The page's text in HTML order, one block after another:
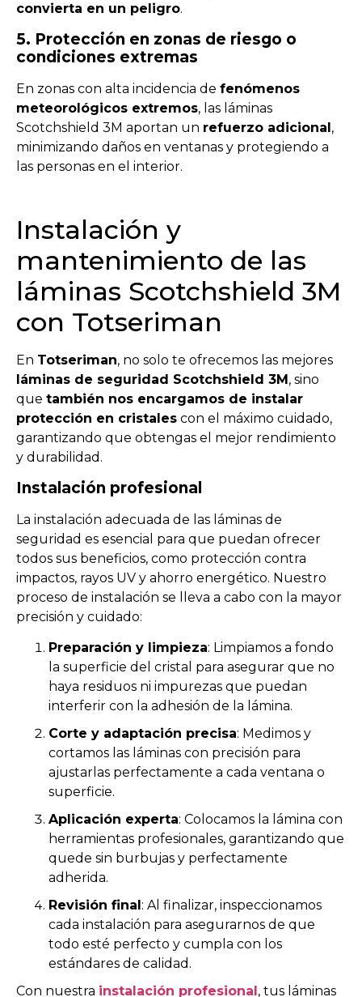
convierta en un peligro.
5. Protección en zonas de riesgo o
condiciones extremas
En zonas con alta incidencia de fenómenos
meteorológicos extremos, las láminas
Scotchshield 3M aportan un refuerzo adicional,
minimizando daños en ventanas y protegiendo a
las personas en el interior.
Instalación y
mantenimiento de las
láminas Scotchshield 3M
con Totseriman
En Totseriman, no solo te ofrecemos las mejores
láminas de seguridad Scotchshield 3M, sino
que también nos encargamos de instalar
protección en cristales con el máximo cuidado,
garantizando que obtengas el mejor rendimiento
y durabilidad.
Instalación profesional
La instalación adecuada de las láminas de
seguridad es esencial para que puedan ofrecer
todos sus beneficios, como protección contra
impactos, rayos UV y ahorro energético. Nuestro
proceso de instalación se lleva a cabo con la mayor
precisión y cuidado:
Preparación y limpieza: Limpiamos a fondo
la superficie del cristal para asegurar que no
haya residuos ni impurezas que puedan
interferir con la adhesión de la lámina.
Corte y adaptación precisa: Medimos y
cortamos las láminas con precisión para
ajustarlas perfectamente a cada ventana o
superficie.
Aplicación experta: Colocamos la lámina con
herramientas profesionales, garantizando que
quede sin burbujas y perfectamente
adherida.
Revisión final: Al finalizar, inspeccionamos
cada instalación para asegurarnos de que
todo esté perfecto y cumpla con los
estándares de calidad.
Con nuestra instalación profesional, tus láminas